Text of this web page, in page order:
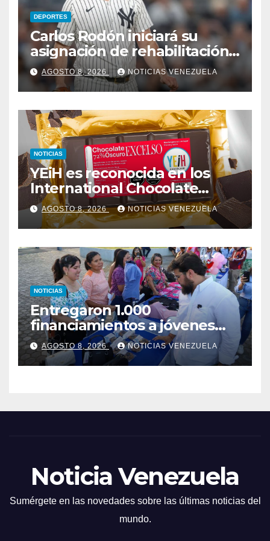
DEPORTES
Carlos Rodón iniciará su
asignación de rehabilitación
en Triple-A
AGOSTO 8, 2026 NOTICIAS VENEZUELA
NOTICIAS
YEiH es reconocida en los
International Chocolate
Salon Awards
AGOSTO 8, 2026 NOTICIAS VENEZUELA
NOTICIAS
Entregaron 1.000
financiamientos a jóvenes
empresarios en Monagas
AGOSTO 8, 2026 NOTICIAS VENEZUELA
Noticia Venezuela
Sumérgete en las novedades sobre las últimas noticias del
mundo.